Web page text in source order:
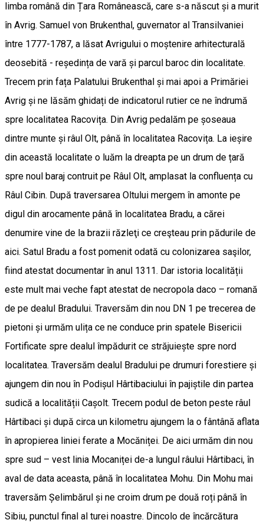
limba română din Țara Românească, care s-a născut și a murit
în Avrig. Samuel von Brukenthal, guvernator al Transilvaniei
între 1777-1787, a lăsat Avrigului o moștenire arhitecturală
deosebită - reședința de vară și parcul baroc din localitate.
Trecem prin fața Palatului Brukenthal și mai apoi a Primăriei
Avrig și ne lăsăm ghidați de indicatorul rutier ce ne îndrumă
spre localitatea Racovița. Din Avrig pedalăm pe șoseaua
dintre munte și râul Olt, până în localitatea Racovița. La ieșire
din această localitate o luăm la dreapta pe un drum de țară
spre noul baraj contruit pe Râul Olt, amplasat la confluența cu
Râul Cibin. După traversarea Oltului mergem în amonte pe
digul din arocamente până în localitatea Bradu, a cărei
denumire vine de la brazii răzleţi ce creşteau prin pădurile de
aici. Satul Bradu a fost pomenit odată cu colonizarea saşilor,
fiind atestat documentar în anul 1311. Dar istoria localității
este mult mai veche fapt atestat de necropola daco – romană
de pe dealul Bradului. Traversăm din nou DN 1 pe trecerea de
pietoni și urmăm ulița ce ne conduce prin spatele Bisericii
Fortificate spre dealul împădurit ce străjuiește spre nord
localitatea. Traversăm dealul Bradului pe drumuri forestiere și
ajungem din nou în Podișul Hârtibaciului în pajiștile din partea
sudică a localității Cașolt. Trecem podul de beton peste râul
Hârtibaci și după circa un kilometru ajungem la o fântână aflata
în apropierea liniei ferate a Mocăniței. De aici urmăm din nou
spre sud – vest linia Mocaniței de-a lungul râului Hârtibaci, în
aval de data aceasta, până în localitatea Mohu. Din Mohu mai
traversăm Șelimbărul și ne croim drum pe două roți până în
Sibiu, punctul final al turei noastre. Dincolo de încărcătura